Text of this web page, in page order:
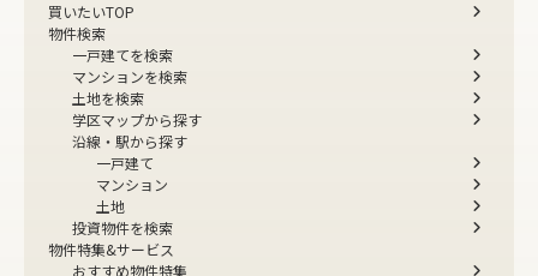
買いたいTOP
物件検索
一戸建てを検索
マンションを検索
土地を検索
学区マップから探す
沿線・駅から探す
一戸建て
マンション
土地
投資物件を検索
物件特集&サービス
おすすめ物件特集